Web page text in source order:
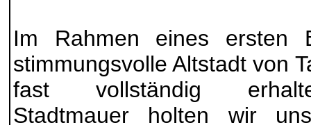
Im Rahmen eines ersten
stimmungsvolle Altstadt von
fast vollständig
Stadtmauer holten wir